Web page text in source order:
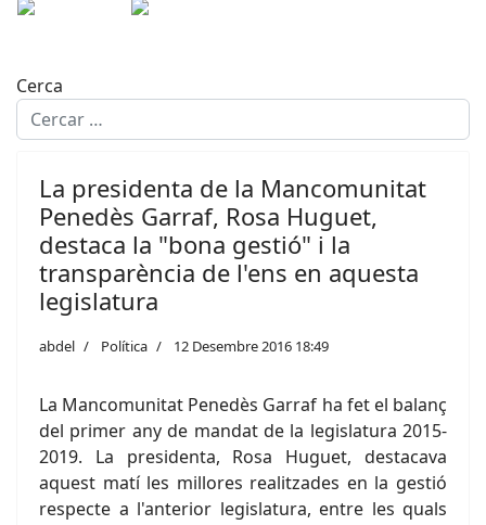
Cerca
La presidenta de la Mancomunitat
Penedès Garraf, Rosa Huguet,
destaca la "bona gestió" i la
transparència de l'ens en aquesta
legislatura
abdel Política 12 Desembre 2016 18:49
La Mancomunitat Penedès Garraf ha fet el balanç
del primer any de mandat de la legislatura 2015-
2019. La presidenta, Rosa Huguet, destacava
aquest matí les millores realitzades en la gestió
respecte a l'anterior legislatura, entre les quals